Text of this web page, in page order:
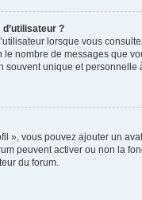
?
lorsque vous
nombre de messages que
souvent unique et personnelle
», vous pouvez ajouter un
peuvent activer ou non la
du forum.